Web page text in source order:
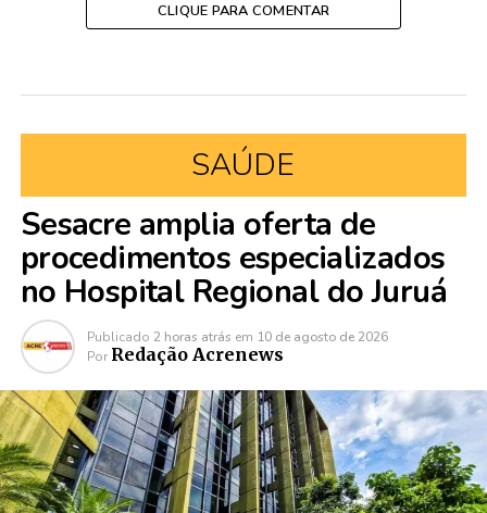
CLIQUE PARA COMENTAR
SAÚDE
Sesacre amplia oferta de
procedimentos especializados
no Hospital Regional do Juruá
Publicado 2 horas atrás em 10 de agosto de 2026
Por Redação Acrenews